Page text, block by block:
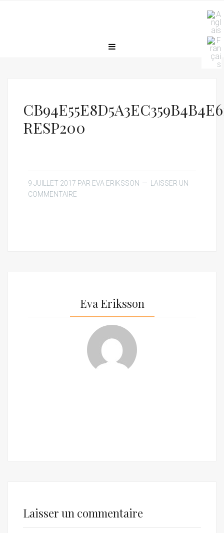
RESP200
9 JUILLET 2017 PAR EVA ERIKSSON
LAISSER UN
COMMENTAIRE
Eva Eriksson
Laisser un commentaire